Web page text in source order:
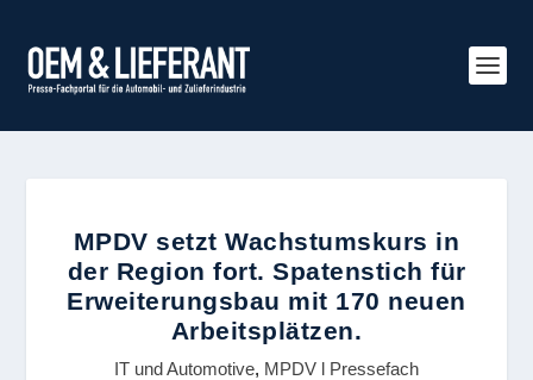
MPDV setzt Wachstumskurs in
der Region fort. Spatenstich für
Erweiterungsbau mit 170 neuen
Arbeitsplätzen.
IT und Automotive, MPDV l Pressefach